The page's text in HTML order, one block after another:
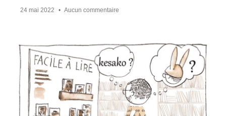
24 mai 2022 Aucun commentaire